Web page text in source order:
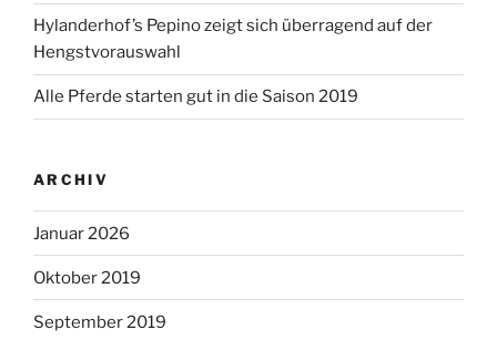
Hylanderhof’s Pepino zeigt sich überragend auf der
Hengstvorauswahl
Alle Pferde starten gut in die Saison 2019
ARCHIV
Januar 2026
Oktober 2019
September 2019